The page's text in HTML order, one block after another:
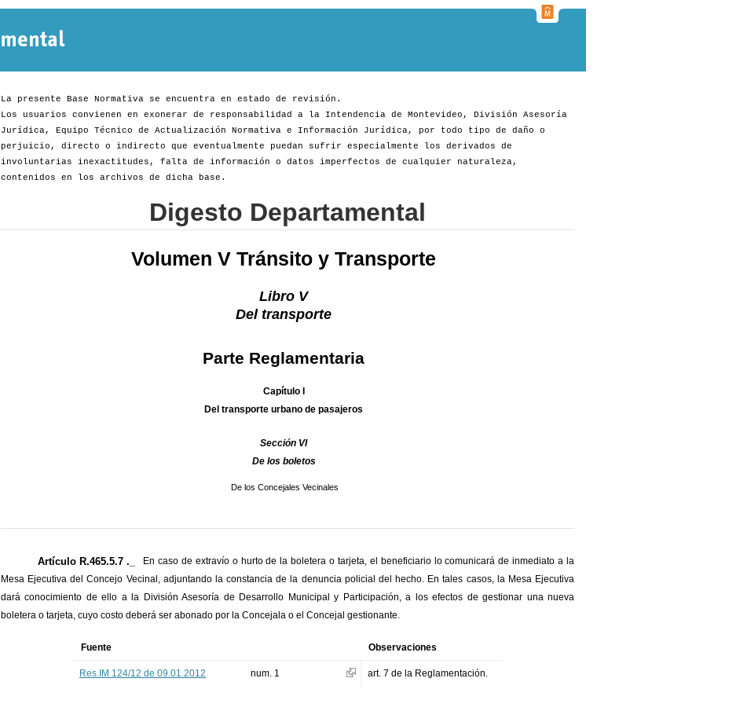
La presente Base Normativa se encuentra en estado de revisión.
Los usuarios convienen en exonerar de responsabilidad a la Intendencia de Montevideo, División Asesoría
Jurídica, Equipo Técnico de Actualización Normativa e Información Jurídica, por todo tipo de daño o
perjuicio, directo o indirecto que eventualmente puedan sufrir especialmente los derivados de
involuntarias inexactitudes, falta de información o datos imperfectos de cualquier naturaleza,
contenidos en los archivos de dicha base.
Digesto Departamental
Volumen V Tránsito y Transporte
Libro V
Del transporte
Parte Reglamentaria
Capítulo I
Del transporte urbano de pasajeros
Sección VI
De los boletos
De los Concejales Vecinales
Artículo R.465.5.7 ._
En caso de extravío o hurto de la boletera o tarjeta, el beneficiario lo comunicará de inmediato a la
Mesa Ejecutiva del Concejo Vecinal, adjuntando la constancia de la denuncia policial del hecho. En tales casos, la Mesa Ejecutiva
dará conocimiento de ello a la División Asesoría de Desarrollo Municipal y Participación, a los efectos de gestionar una nueva
boletera o tarjeta, cuyo costo deberá ser abonado por la Concejala o el Concejal gestionante.
Fuente Observaciones
Res.IM 124/12 de 09.01.2012 num. 1 art. 7 de la Reglamentación.